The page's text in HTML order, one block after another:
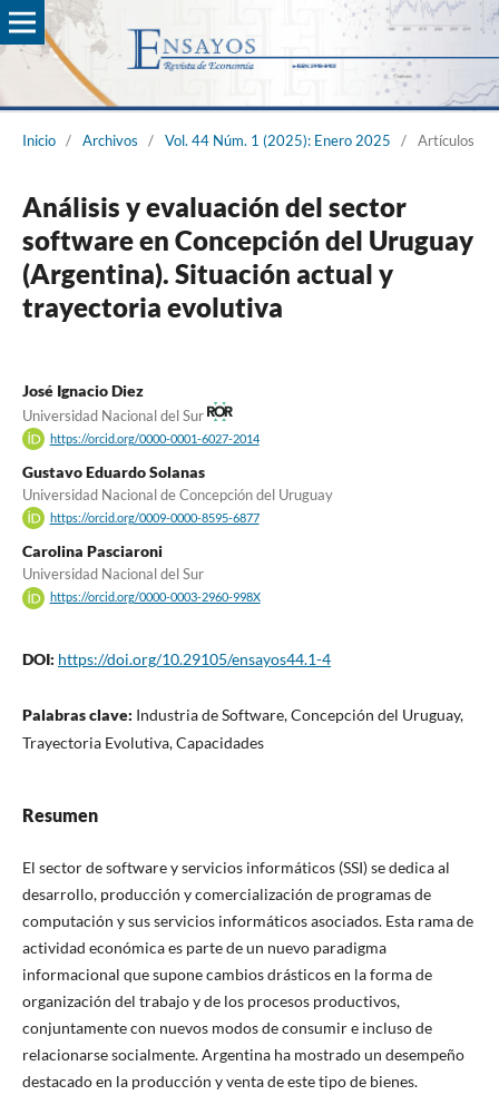
Inicio / Archivos / Vol. 44 Núm. 1 (2025): Enero 2025 / Artículos
Análisis y evaluación del sector
software en Concepción del Uruguay
(Argentina). Situación actual y
trayectoria evolutiva
José Ignacio Diez
Universidad Nacional del Sur
https://orcid.org/0000-0001-6027-2014
Gustavo Eduardo Solanas
Universidad Nacional de Concepción del Uruguay
https://orcid.org/0009-0000-8595-6877
Carolina Pasciaroni
Universidad Nacional del Sur
https://orcid.org/0000-0003-2960-998X
DOI: https://doi.org/10.29105/ensayos44.1-4
Palabras clave: Industria de Software, Concepción del Uruguay,
Trayectoria Evolutiva, Capacidades
Resumen
El sector de software y servicios informáticos (SSI) se dedica al
desarrollo, producción y comercialización de programas de
computación y sus servicios informáticos asociados. Esta rama de
actividad económica es parte de un nuevo paradigma
informacional que supone cambios drásticos en la forma de
organización del trabajo y de los procesos productivos,
conjuntamente con nuevos modos de consumir e incluso de
relacionarse socialmente. Argentina ha mostrado un desempeño
destacado en la producción y venta de este tipo de bienes.